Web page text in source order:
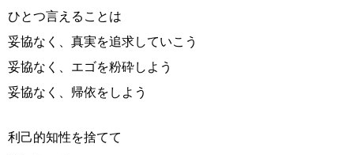
ひとつ言えることは
妥協なく、真実を追求していこう
妥協なく、エゴを粉砕しよう
妥協なく、帰依をしよう
利己的知性を捨てて